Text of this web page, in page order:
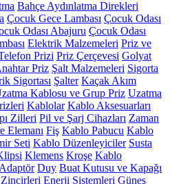
Bahçe Aydınlatma Direkleri
Çocuk Gece Lambası Çocuk Odası
Odası Abajuru Çocuk Odası
Elektrik Malzemeleri Priz ve
Prizi Priz Çerçevesi Golyat
Priz Şalt Malzemeleri Sigorta
Sigortası Şalter Kaçak Akım
Kablosu ve Grup Priz Uzatma
Kablolar Kablo Aksesuarları
Zilleri Pil ve Şarj Cihazları Zaman
Elemanı Fiş Kablo Pabucu Kablo
Seti Kablo Düzenleyiciler Susta
Klemens Kroşe Kablo
Adaptör Duy Buat Kutusu ve Kapağı
Zincirleri Enerji Sistemleri Güneş